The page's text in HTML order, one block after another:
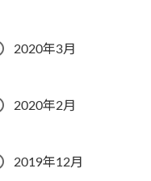
2020年3月
2020年2月
2019年12月